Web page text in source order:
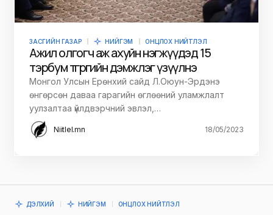
ЗАСГИЙН ГАЗАР НИЙГЭМ ОНЦЛОХ НИЙТЛЭЛ
Ажил олгогч аж ахуйн нэгжүүдэд 15
тэрбум төгрөгийн дэмжлэг үзүүлнэ
Монгол Улсын Ерөнхий сайд Л.Оюун-Эрдэнэ
өнгөрсөн даваа гарагийн өглөөний уламжлалт
уулзалтаа үйлдвэрчний эвлэл,…
Niitlel.mn 18/05/2023
ДЭЛХИЙ НИЙГЭМ ОНЦЛОХ НИЙТЛЭЛ